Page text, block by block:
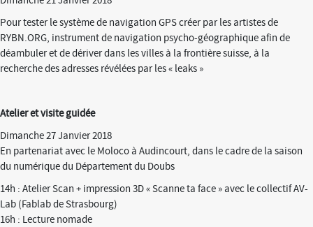
Pour tester le système de navigation GPS créer par les artistes de
RYBN.ORG, instrument de navigation psycho-géographique afin de
déambuler et de dériver dans les villes à la frontière suisse, à la
recherche des adresses révélées par les « leaks »
Atelier et visite guidée
Dimanche 27 Janvier 2018
En partenariat avec le Moloco à Audincourt, dans le cadre de la saison
du numérique du Département du Doubs
14h : Atelier Scan + impression 3D « Scanne ta face » avec le collectif AV-
Lab (Fablab de Strasbourg)
16h : Lecture nomade